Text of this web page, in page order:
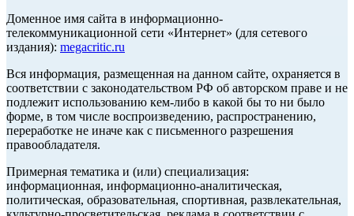
Доменное имя сайта в информационно-
телекоммуникационной сети «Интернет» (для сетевого
издания): megacritic.ru
Вся информация, размещенная на данном сайте, охраняется в
соответствии с законодательством РФ об авторском праве и не
подлежит использованию кем-либо в какой бы то ни было
форме, в том числе воспроизведению, распространению,
переработке не иначе как с письменного разрешения
правообладателя.
Примерная тематика и (или) специализация:
информационная, информационно-аналитическая,
политическая, образовательная, спортивная, развлекательная,